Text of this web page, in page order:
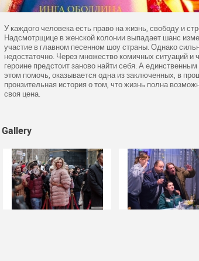
У каждого человека есть право на жизнь, свободу и
Надсмотрщице в женской колонии выпадает шанс
участие в главном песенном шоу страны. Однако
недостаточно. Через множество комичных ситуаций и
героине предстоит заново найти себя. А
этом помочь, оказывается одна из заключенных, в
пронзительная история о том, что жизнь полна
своя цена.
Gallery